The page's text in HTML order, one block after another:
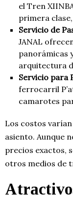
el Tren
primera
Servicio de
JANAL
panorámicas
arquitectura
Servicio para
ferrocarril
camarotes
Los costos
asiento. Aunque
precios exactos,
otros medios de